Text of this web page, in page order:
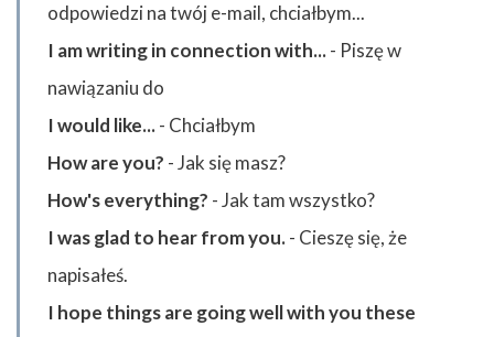
odpowiedzi na twój e-mail, chciałbym...
I am writing in connection with...- Piszę w
nawiązaniu do
I would like...- Chciałbym
How are you? - Jak się masz?
How's everything? - Jak tam wszystko?
I was glad to hear from you.- Cieszę się, że
napisałeś.
I hope things are going well with you these